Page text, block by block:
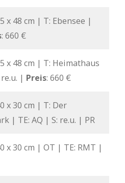
x 48 cm | T: Ebensee |
: 660 €
x 48 cm | T: Heimathaus
| Preis: 660 €
x 30 cm | T: Der
| TE: AQ | S: re.u. | PR
x 30 cm | OT | TE: RMT |